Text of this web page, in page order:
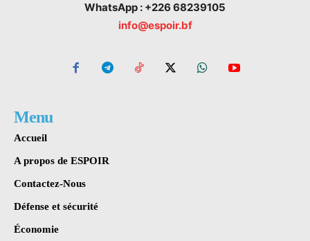
WhatsApp : +226 68239105
info@espoir.bf
Menu
Accueil
A propos de ESPOIR
Contactez-Nous
Défense et sécurité
Économie